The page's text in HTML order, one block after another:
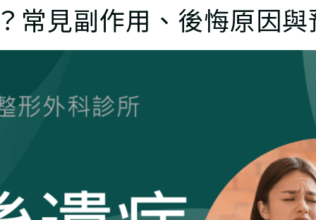
常見副作用、後悔原因